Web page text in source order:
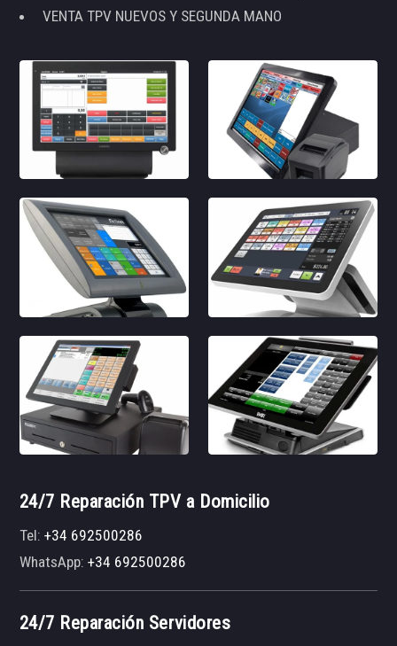
VENTA TPV NUEVOS Y SEGUNDA MANO
24/7 Reparación TPV a Domicilio
Tel:+34 692500286
WhatsApp:+34 692500286
24/7 Reparación Servidores